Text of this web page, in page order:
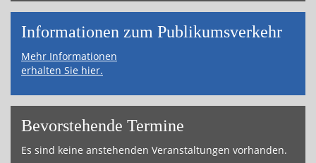
Informa­tionen zum Publikums­­verkehr
Mehr Informationen
erhalten Sie hier.
Bevor­ste­hende Ter­mi­ne
Es sind keine an­ste­hen­den Ver­an­stal­tun­gen vor­han­den.